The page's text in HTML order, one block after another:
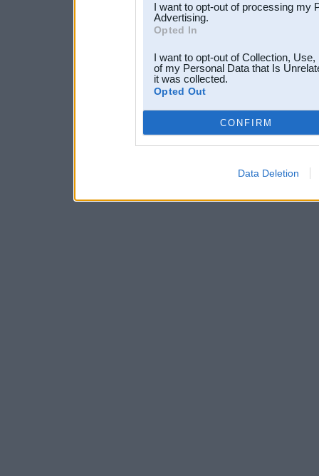
I want to opt-out of processing my
Advertising.
Opted In
I want to opt-out of Collection,
of my Personal Data that Is
it was collected.
Opted Out
CONFIRM
Data Deletion